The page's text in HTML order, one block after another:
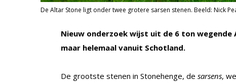
De Altar Stone ligt onder twee grotere sarsen stenen. Beeld: Nick
Nieuw onderzoek wijst uit de 6 ton
maar helemaal vanuit Schotland.
De grootste stenen in Stonehenge, de sarsens,